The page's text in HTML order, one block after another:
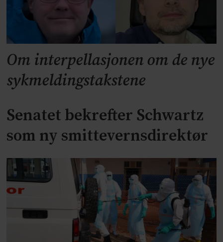
Om interpellasjonen om de nye
sykmeldingstakstene
Senatet bekrefter Schwartz
som ny smittevernsdirektør